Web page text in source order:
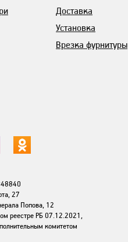
Доставка
Установка
Врезка фурнитуры
27
Попова, 12
реестре РБ 07.12.2021,
комитетом